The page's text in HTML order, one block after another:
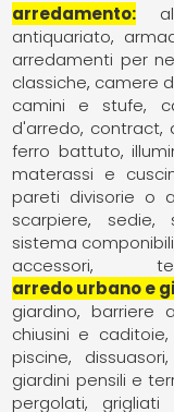
arredamento
antiquariato
arredamenti per
classiche camere
camini e stufe
d'arredo contract
ferro battuto
materassi e
pareti divisorie o
scarpiere
sedie
sistema componibili
accessori
arredo urbano e
giardino
barriere
chiusini e caditoie
piscine
dissuasori
giardini pensili e
pergolati
grigliati